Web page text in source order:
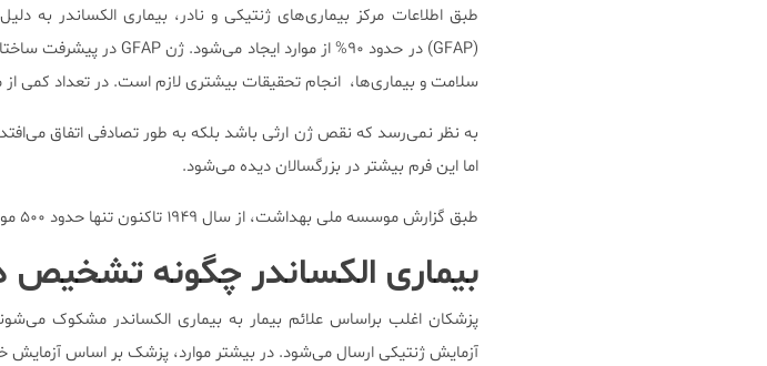
طبق اطلاعات مرکز بیماری‌های ژنتیکی و نادر، بیماری الكساندر به
سلامت و بیماری‌ها، انجام تحقیقات بیشتری لازم است. در تعداد کمی
به نظر نمی‌رسد که نقص ژن ارثی باشد بلکه به طور تصادفی اتفاق
اما این فرم بیشتر در بزرگسالان دیده می‌شود.
طبق گزارش موسسه ملی بهداشت، از سال ۱۹۴۹ تاکنون تنها حدود ۵۰۰ مورد بیماری الکساندر گزارش شده است.
بیماری الکساندر چگونه تشخیص
پزشکان اغلب براساس علائم بیمار به بیماری الكساندر مشكوک
آزمایش ژنتیکی ارسال می‌شود. در بیشتر موارد، پزشک بر اساس آزمایش